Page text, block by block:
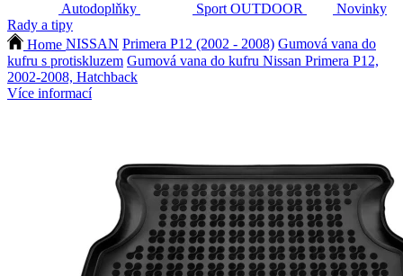
Autodoplňky Sport OUTDOOR
Novinky
Rady a tipy
Home NISSAN Primera P12 (2002 - 2008) Gumová vana do
kufru s protiskluzem Gumová vana do kufru Nissan Primera P12,
2002-2008, Hatchback
Více informací